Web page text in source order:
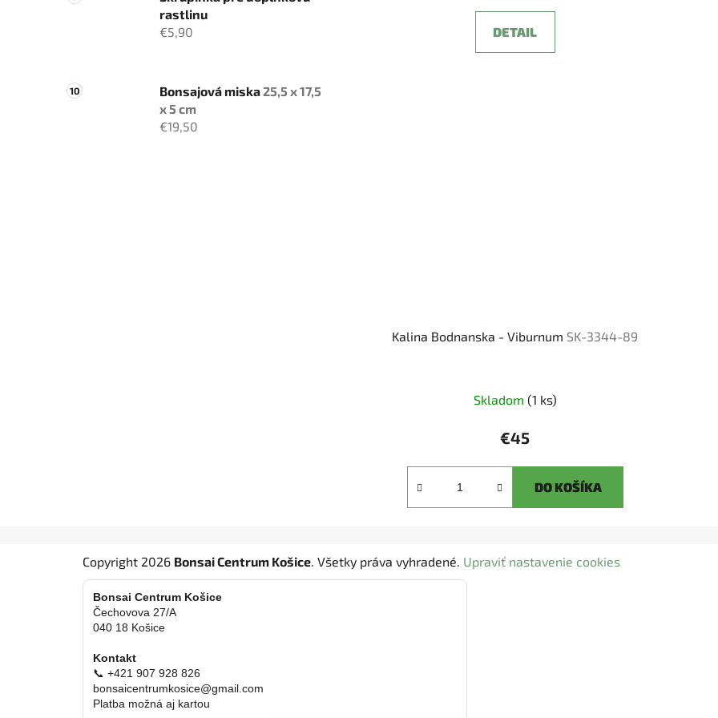
rastlinu
€5,90
Bonsajová miska25,5 x 17,5
x 5 cm
€19,50
DETAIL
Kalina Bodnanska - Viburnum SK-3344-89
Skladom (1 ks)
€45
DO KOŠÍKA
Copyright 2026 Bonsai Centrum Košice. Všetky práva vyhradené. Upraviť nastavenie cookies
Bonsai Centrum Košice
Čechovova 27/A
040 18 Košice
Kontakt
📞 +421 907 928 826
bonsaicentrumkosice@gmail.com
Platba možná aj kartou